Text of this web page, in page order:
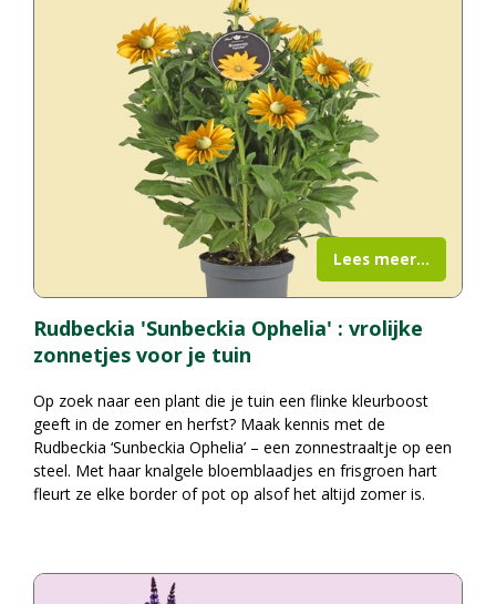
Rudbeckia 'Sunbeckia Ophelia' : vrolijke
zonnetjes voor je tuin
Op zoek naar een plant die je tuin een flinke kleurboost
geeft in de zomer en herfst? Maak kennis met de
Rudbeckia ‘Sunbeckia Ophelia’ – een zonnestraaltje op een
steel. Met haar knalgele bloemblaadjes en frisgroen hart
fleurt ze elke border of pot op alsof het altijd zomer is.
Lees meer...